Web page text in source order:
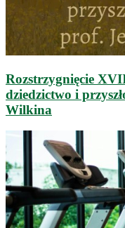
Rozstrzygnięcie
dziedzictwo i
Wilkina